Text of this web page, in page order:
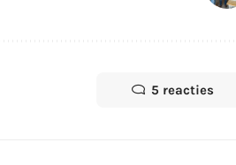
5 reacties